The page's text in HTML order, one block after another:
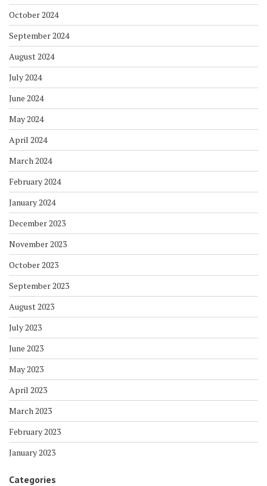
October 2024
September 2024
August 2024
July 2024
June 2024
May 2024
April 2024
March 2024
February 2024
January 2024
December 2023
November 2023
October 2023
September 2023
August 2023
July 2023
June 2023
May 2023
April 2023
March 2023
February 2023
January 2023
Categories